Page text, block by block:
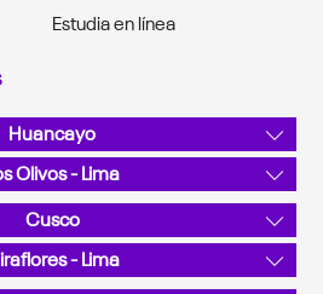
Estudia en línea
Huancayo
1980, Urb. San Antonio
064 481430
Olivos - Lima
Mendiola 5210
01 2132760
Cusco
KM 10, San Jerónimo
084 480070
- Lima
Junín 355